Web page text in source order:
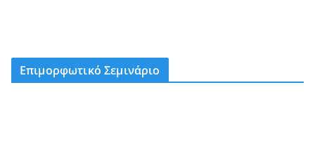
Επιμορφωτικό Σεμινάριο